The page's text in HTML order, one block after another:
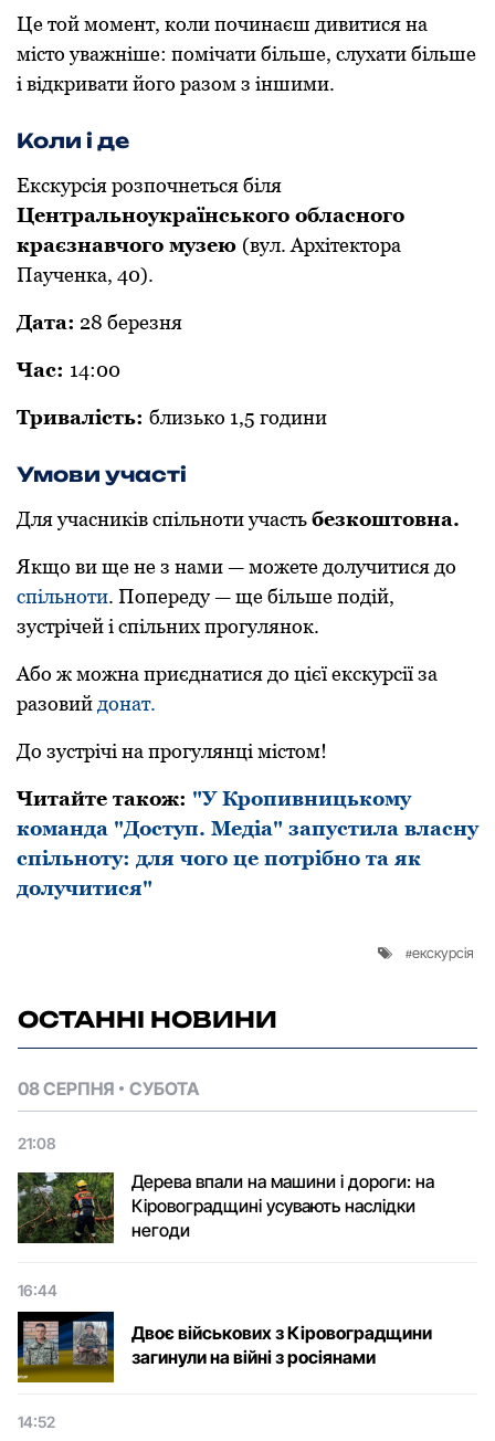
Це той момент, коли починаєш дивитися на
місто уважніше: помічати більше, слухати більше
і відкривати його разом з іншими.
Коли і де
Екскурсія розпочнеться біля
Центральноукраїнського обласного
краєзнавчого музею (вул. Архітектора
Паученка, 40).
Дата: 28 березня
Час: 14:00
Тривалість: близько 1,5 години
Умови участі
Для учасників спільноти участьбезкоштовна.
Якщо ви ще не з нами — можете долучитися до
спільноти. Попереду — ще більше подій,
зустрічей і спільних прогулянок.
Або ж можна приєднатися до цієї екскурсії за
разовий донат.
До зустрічі на прогулянці містом!
Читайте також: "У Кропивницькому
команда "Доступ. Медіа" запустила власну
спільноту: для чого це потрібно та як
долучитися"
екскурсія
ОСТАННІ НОВИНИ
08 СЕРПНЯ СУБОТА
21:08
Дерева впали на машини і дороги: на
Кіровоградщині усувають наслідки
негоди
16:44
Двоє військових з Кіровоградщини
загинули на війні з росіянами
14:52